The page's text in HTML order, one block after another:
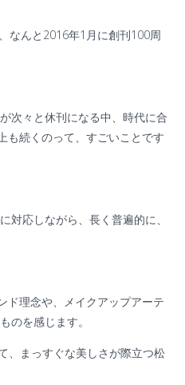
なんと 2016年1 月に創刊100周
次々と休刊になる中、時代に合
も続くのって、すごいことです
対応しながら、長く普遍的に、
ド理念や、メイクアップアーテ
のを感じます。
、まっすぐな美しさが際立つ松